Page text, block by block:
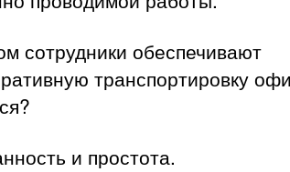
сотрудники обеспечивают
транспортировку
и простота.